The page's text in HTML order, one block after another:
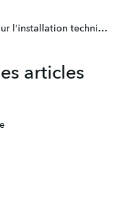
[RESSOURCES] Liens & tutoriels pour l'installation technique du blog
articles